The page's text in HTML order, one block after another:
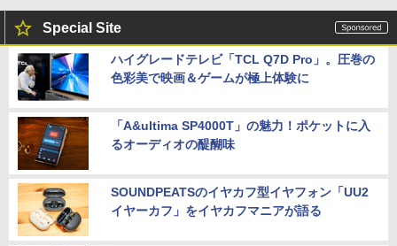
Special Site
ハイグレードテレビ「TCL Q7D Pro」。圧巻の
色彩美で映画＆ゲームが極上体験に
「A&ultima SP4000T」の魅力！ポケットに入
るオーディオの醍醐味
SOUNDPEATSのイヤカフ型イヤフォン「UU2
イヤーカフ」をイヤカフマニアが語る